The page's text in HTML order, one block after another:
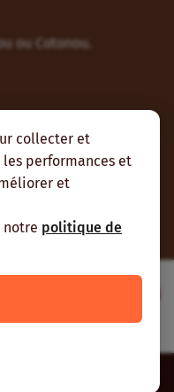
collecter et
performances et
et
notre politique de
ou Cotonou.
nos flux RSS et nous
l’Agence